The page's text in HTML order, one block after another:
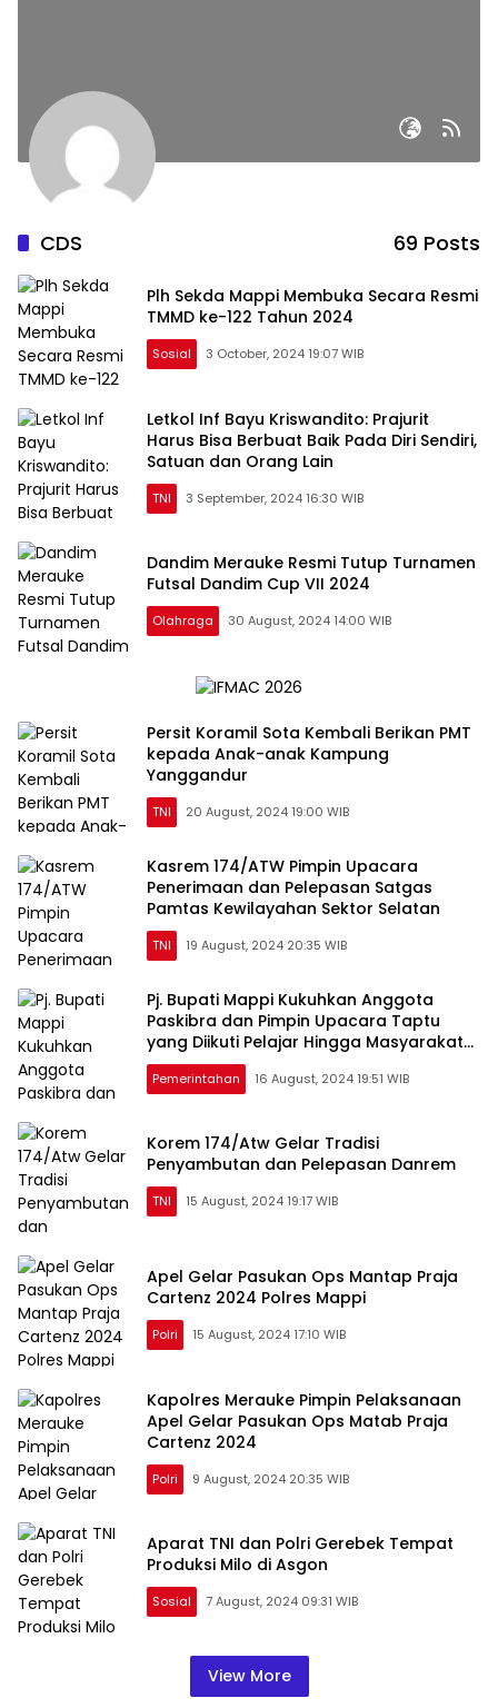
CDS 69 Posts
Plh Sekda Mappi Membuka Secara Resmi
TMMD ke-122 Tahun 2024
Sosial 3 October, 2024 19:07 WIB
Letkol Inf Bayu Kriswandito: Prajurit
Harus Bisa Berbuat Baik Pada Diri Sendiri,
Satuan dan Orang Lain
TNI 3 September, 2024 16:30 WIB
Dandim Merauke Resmi Tutup Turnamen
Futsal Dandim Cup VII 2024
Olahraga 30 August, 2024 14:00 WIB
Persit Koramil Sota Kembali Berikan PMT
kepada Anak-anak Kampung
Yanggandur
TNI 20 August, 2024 19:00 WIB
Kasrem 174/ATW Pimpin Upacara
Penerimaan dan Pelepasan Satgas
Pamtas Kewilayahan Sektor Selatan
TNI 19 August, 2024 20:35 WIB
Pj. Bupati Mappi Kukuhkan Anggota
Paskibra dan Pimpin Upacara Taptu
yang Diikuti Pelajar Hingga Masyarakat
Mappi
Pemerintahan 16 August, 2024 19:51 WIB
Korem 174/Atw Gelar Tradisi
Penyambutan dan Pelepasan Danrem
TNI 15 August, 2024 19:17 WIB
Apel Gelar Pasukan Ops Mantap Praja
Cartenz 2024 Polres Mappi
Polri 15 August, 2024 17:10 WIB
Kapolres Merauke Pimpin Pelaksanaan
Apel Gelar Pasukan Ops Matab Praja
Cartenz 2024
Polri 9 August, 2024 20:35 WIB
Aparat TNI dan Polri Gerebek Tempat
Produksi Milo di Asgon
Sosial 7 August, 2024 09:31 WIB
View More